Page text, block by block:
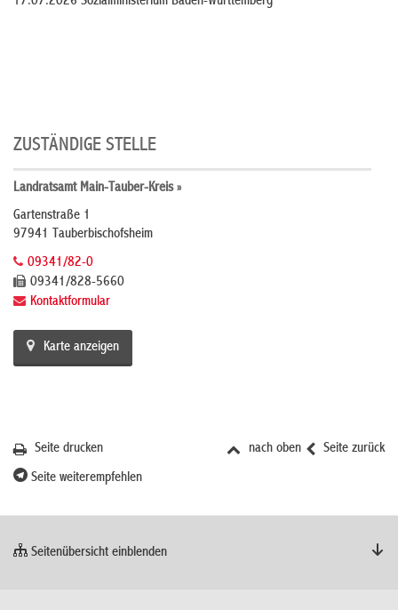
ZUSTÄNDIGE STELLE
Landratsamt Main-Tauber-Kreis »
Gartenstraße 1
97941 Tauberbischofsheim
09341/82-0
09341/828-5660
Kontaktformular
Karte anzeigen
Seite zurück
nach oben
Seite drucken
Seite weiterempfehlen
Seitenübersicht einblenden